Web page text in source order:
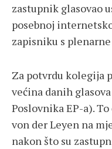
zastupnik glasovao
posebnoj
zapisniku s
Za potvrdu kolegija
većina danih
Poslovnika EP-a).
von der Leyen na
nakon što su